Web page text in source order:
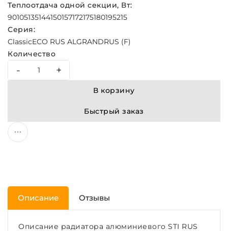
Теплоотдача одной секции, Вт:
90105135144150157172175180195215
Серия:
ClassicECO RUS ALGRANDRUS (F)
Количество
- +
В корзину
Быстрый заказ
Описание Отзывы
Описание радиатора алюминиевого STI RUS